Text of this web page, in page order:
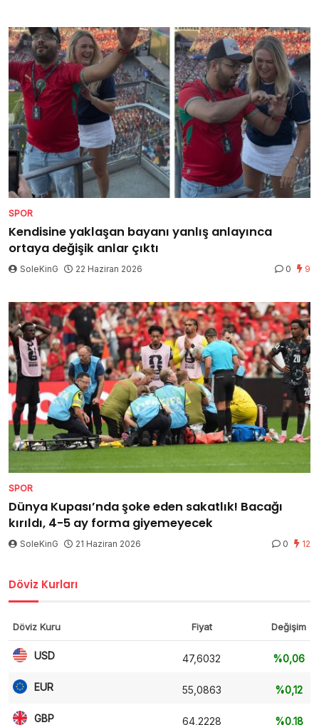
SPOR
Kendisine yaklaşan bayanı yanlış anlayınca
ortaya değişik anlar çıktı
SoleKinG 22 Haziran 2026 0 9
SPOR
Dünya Kupası’nda şoke eden sakatlık! Bacağı
kırıldı, 4-5 ay forma giyemeyecek
SoleKinG 21 Haziran 2026 0 12
Döviz Kurları
Döviz Kuru Fiyat Değişim
USD 47,6032 %0,06
EUR 55,0863 %0,12
GBP 64,2228 %0,18